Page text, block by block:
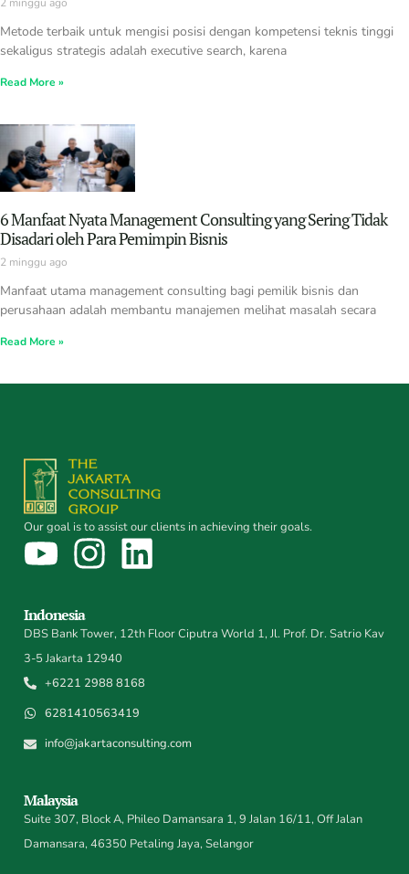
Metode terbaik untuk mengisi posisi dengan kompetensi teknis tinggi
sekaligus strategis adalah executive search, karena
Read More »
6 Manfaat Nyata Management Consulting yang Sering Tidak
Disadari oleh Para Pemimpin Bisnis
2 minggu ago
Manfaat utama management consulting bagi pemilik bisnis dan
perusahaan adalah membantu manajemen melihat masalah secara
Read More »
Our goal is to assist our clients in achieving their goals.
Indonesia
DBS Bank Tower, 12th Floor Ciputra World 1, Jl. Prof. Dr. Satrio Kav
3-5 Jakarta 12940
+6221 2988 8168
6281410563419
info@jakartaconsulting.com
Malaysia
Suite 307, Block A, Phileo Damansara 1, 9 Jalan 16/11, Off Jalan
Damansara, 46350 Petaling Jaya, Selangor